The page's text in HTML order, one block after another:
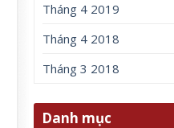
Tháng 4 2019
Tháng 4 2018
Tháng 3 2018
Danh mục